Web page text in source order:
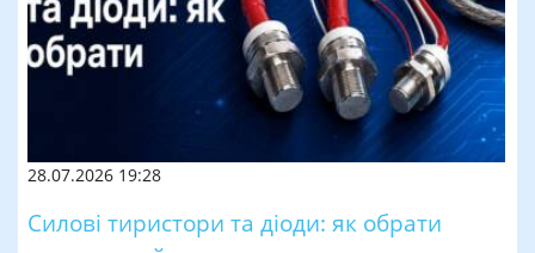
28.07.2026 19:28
Силові тиристори та діоди: як обрати